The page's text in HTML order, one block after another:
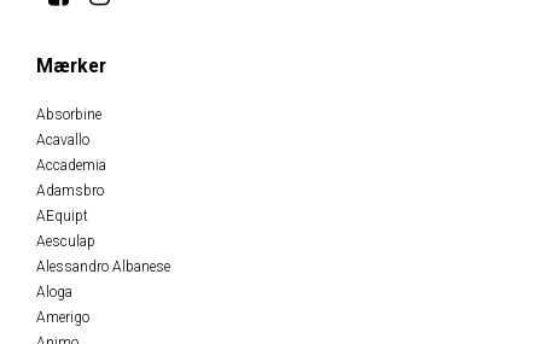
Mærker
Absorbine
Acavallo
Accademia
Adamsbro
AEquipt
Aesculap
Alessandro Albanese
Aloga
Amerigo